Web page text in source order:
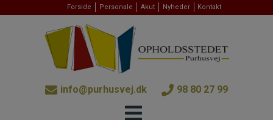
Forside Personale Akut Nyheder Kontakt
info@purhusvej.dk 98 80 27 99